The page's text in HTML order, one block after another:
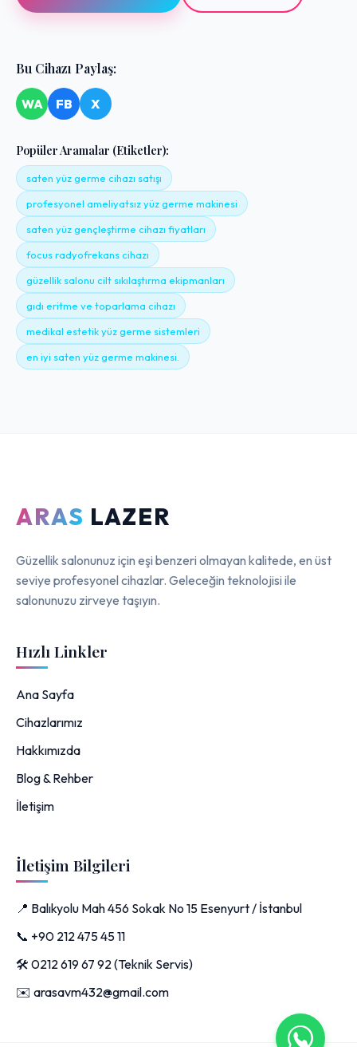
Bu Cihazı Paylaş:
WA FB X
Popüler Aramalar (Etiketler):
saten yüz germe cihazı satışı
profesyonel ameliyatsız yüz germe makinesi
saten yüz gençleştirme cihazı fiyatları
focus radyofrekans cihazı
güzellik salonu cilt sıkılaştırma ekipmanları
gıdı eritme ve toparlama cihazı
medikal estetik yüz germe sistemleri
en iyi saten yüz germe makinesi.
ARAS LAZER
Güzellik salonunuz için eşi benzeri olmayan kalitede, en üst
seviye profesyonel cihazlar. Geleceğin teknolojisi ile
salonunuzu zirveye taşıyın.
Hızlı Linkler
Ana Sayfa
Cihazlarımız
Hakkımızda
Blog & Rehber
İletişim
İletişim Bilgileri
📍 Balıkyolu Mah 456 Sokak No 15 Esenyurt / İstanbul
📞 +90 212 475 45 11
🛠️ 0212 619 67 92 (Teknik Servis)
✉️ arasavm432@gmail.com